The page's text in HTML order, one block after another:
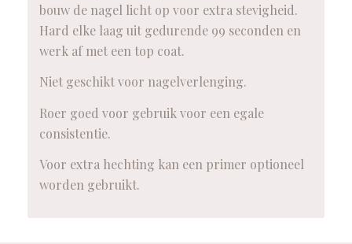
bouw de nagel licht op voor extra stevigheid.
Hard elke laag uit gedurende 99 seconden en
werk af met een top coat.
Niet geschikt voor nagelverlenging.
Roer goed voor gebruik voor een egale
consistentie.
Voor extra hechting kan een primer optioneel
worden gebruikt.